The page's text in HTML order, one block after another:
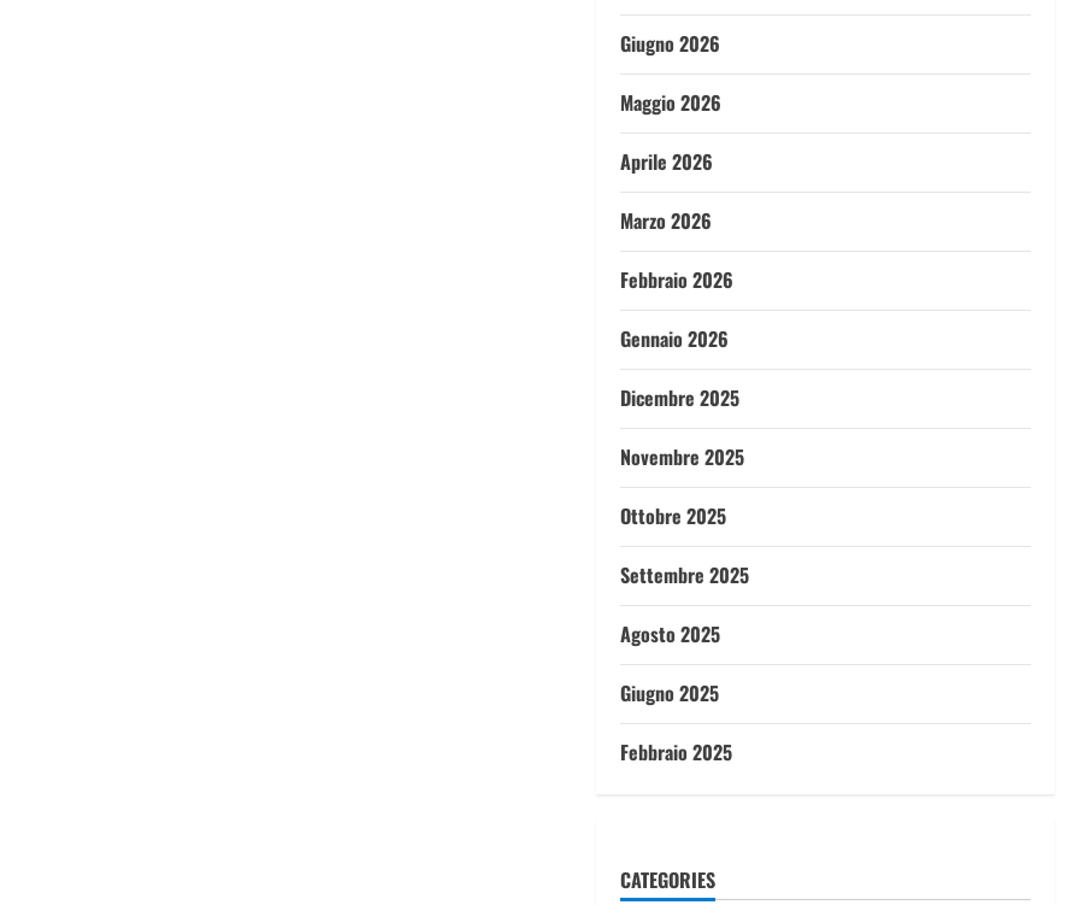
Giugno 2026
Maggio 2026
Aprile 2026
Marzo 2026
Febbraio 2026
Gennaio 2026
Dicembre 2025
Novembre 2025
Ottobre 2025
Settembre 2025
Agosto 2025
Giugno 2025
Febbraio 2025
CATEGORIES